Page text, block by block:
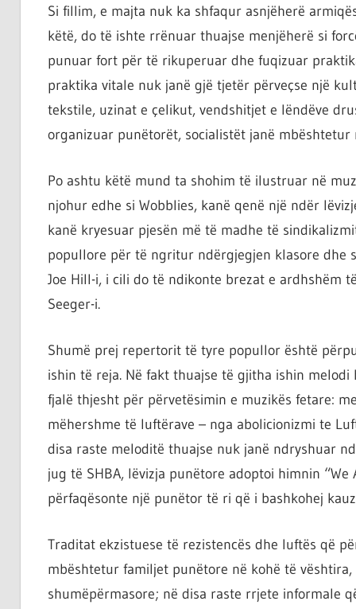
Si fillim, e majta nuk ka shfaqur asnjëherë
këtë, do të ishte rrënuar thuajse menjëherë si
punuar fort për të rikuperuar dhe fuqizuar
praktika vitale nuk janë gjë tjetër përveçse një
tekstile, uzinat e çelikut, vendshitjet e lëndëve
organizuar punëtorët, socialistët janë
Po ashtu këtë mund ta shohim të ilustruar në
njohur edhe si Wobblies, kanë qenë një ndër
kanë kryesuar pjesën më të madhe të
popullore për të ngritur ndërgjegjen klasore dhe
Joe Hill-i, i cili do të ndikonte brezat e ardhshëm
Seeger-i.
Shumë prej repertorit të tyre popullor është
ishin të reja. Në fakt thuajse të gjitha ishin
fjalë thjesht për përvetësimin e muzikës fetare:
mëhershme të luftërave – nga abolicionizmi te
disa raste meloditë thuajse nuk janë ndryshuar
jug të SHBA, lëvizja punëtore adoptoi himnin
përfaqësonte një punëtor të ri që i bashkohej
Traditat ekzistuese të rezistencës dhe luftës që
mbështetur familjet punëtore në kohë të
shumëpërmasore; në disa raste rrjete informale